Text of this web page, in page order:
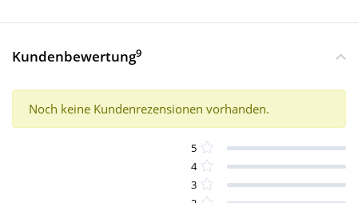
Kundenbewertung9
Noch keine Kundenrezensionen vorhanden.
5
4
3